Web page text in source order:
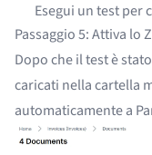
Esegui un test per
Passaggio 5: Attiva lo
Dopo che il test è
caricati nella cartella
automaticamente a